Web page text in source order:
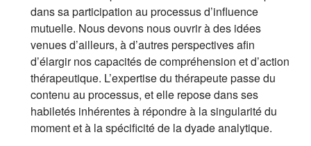
dans sa participation au processus d’influence
mutuelle. Nous devons nous ouvrir à des idées
venues d’ailleurs, à d’autres perspectives afin
d’élargir nos capacités de compréhension et d’action
thérapeutique. L’expertise du thérapeute passe du
contenu au processus, et elle repose dans ses
habiletés inhérentes à répondre à la singularité du
moment et à la spécificité de la dyade analytique.